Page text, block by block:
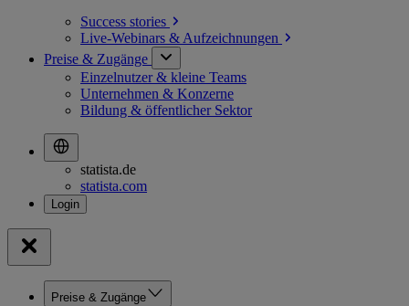
Success stories
Live-Webinars & Aufzeichnungen
Preise & Zugänge
Einzelnutzer & kleine Teams
Unternehmen & Konzerne
Bildung & öffentlicher Sektor
statista.de
statista.com
Preise & Zugänge